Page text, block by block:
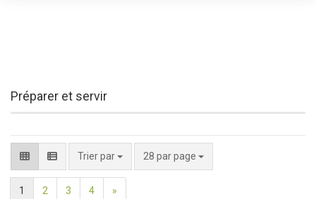
Préparer et servir
Trier par 28 par page
1 2 3 4 »